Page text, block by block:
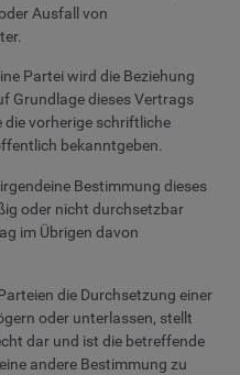
Ausfall von
Partei wird die Beziehung
Grundlage dieses Vertrags
vorherige schriftliche
bekanntgeben.
Bestimmung dieses
oder nicht durchsetzbar
im Übrigen davon
die Durchsetzung einer
oder unterlassen, stellt
dar und ist die betreffende
andere Bestimmung zu